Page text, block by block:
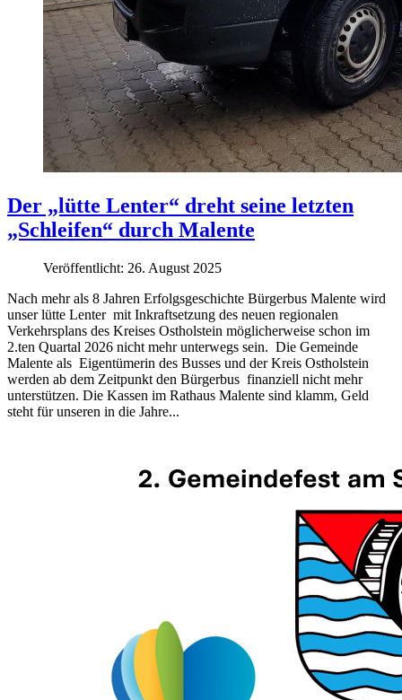
Der „lütte Lenter“ dreht seine letzten
„Schleifen“ durch Malente
Veröffentlicht: 26. August 2025
Nach mehr als 8 Jahren Erfolgsgeschichte Bürgerbus Malente wird
unser lütte Lenter mit Inkraftsetzung des neuen regionalen
Verkehrsplans des Kreises Ostholstein möglicherweise schon im
2.ten Quartal 2026 nicht mehr unterwegs sein. Die Gemeinde
Malente als Eigentümerin des Busses und der Kreis Ostholstein
werden ab dem Zeitpunkt den Bürgerbus finanziell nicht mehr
unterstützen. Die Kassen im Rathaus Malente sind klamm, Geld
steht für unseren in die Jahre...